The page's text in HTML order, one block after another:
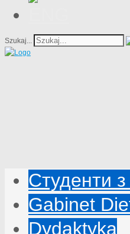
Szukaj...
Студенти
Gabinet
Dydaktyka